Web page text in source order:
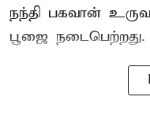
நந்தி பகவான்
பூஜை நடைபெற்றது.